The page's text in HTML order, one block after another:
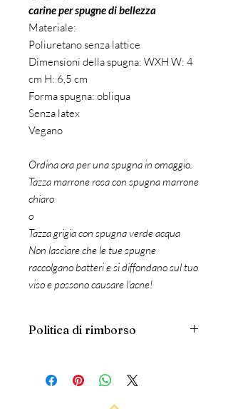
carine per spugne di bellezza
Materiale:
Poliuretano senza lattice
Dimensioni della spugna: WXH W: 4
cm H: 6,5 cm
Forma spugna: obliqua
Senza latex
Vegano
Ordina ora per una spugna in omaggio.
Tazza marrone rosa con spugna marrone
chiaro
o
Tazza grigia con spugna verde acqua
Non lasciare che le tue spugne
raccolgano batteri e si diffondano sul tuo
viso e possono causare l'acne!
Politica di rimborso
NON RIMBORSABILE. Tuttavia, ogni
prodotto viene sottoposto a un
controllo di qualità per assicurarti di